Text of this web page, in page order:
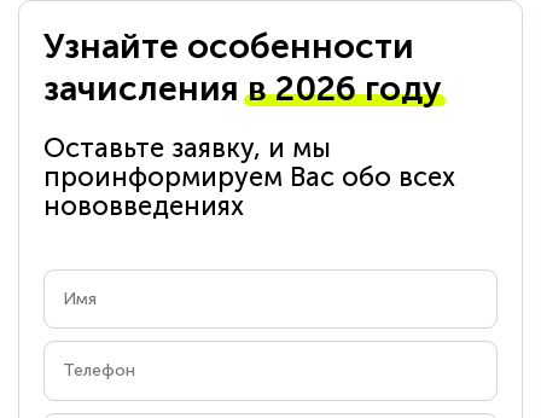
Узнайте особенности
зачисленияв 2026 году
Оставьте заявку, и мы
проинформируем Вас обо всех
нововведениях